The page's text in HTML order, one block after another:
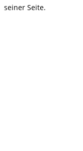
seiner Seite.